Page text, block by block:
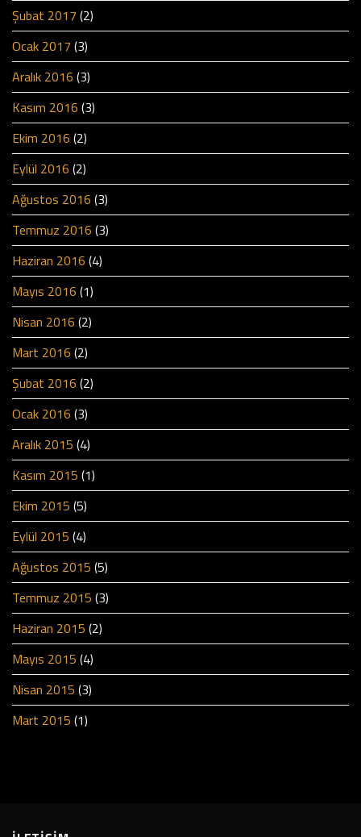
Şubat 2017 (2)
Ocak 2017 (3)
Aralık 2016 (3)
Kasım 2016 (3)
Ekim 2016 (2)
Eylül 2016 (2)
Ağustos 2016 (3)
Temmuz 2016 (3)
Haziran 2016 (4)
Mayıs 2016 (1)
Nisan 2016 (2)
Mart 2016 (2)
Şubat 2016 (2)
Ocak 2016 (3)
Aralık 2015 (4)
Kasım 2015 (1)
Ekim 2015 (5)
Eylül 2015 (4)
Ağustos 2015 (5)
Temmuz 2015 (3)
Haziran 2015 (2)
Mayıs 2015 (4)
Nisan 2015 (3)
Mart 2015 (1)